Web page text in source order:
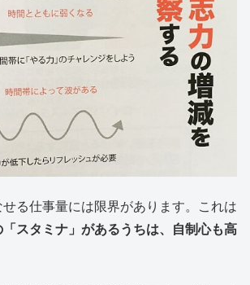
る仕事量には限界があります。これは
「スタミナ」があるうちは、自制心も高